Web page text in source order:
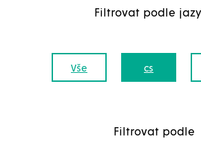
Filtrovat podle
Vše cs
Filtrovat podle